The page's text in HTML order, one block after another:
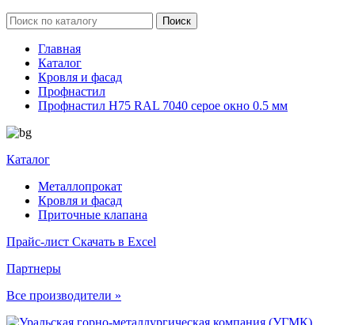
Главная
Каталог
Кровля и фасад
Профнастил
Профнастил Н75 RAL 7040 серое окно 0.5 мм
Каталог
Металлопрокат
Кровля и фасад
Приточные клапана
Прайс-лист Скачать в Excel
Партнеры
Все производители »